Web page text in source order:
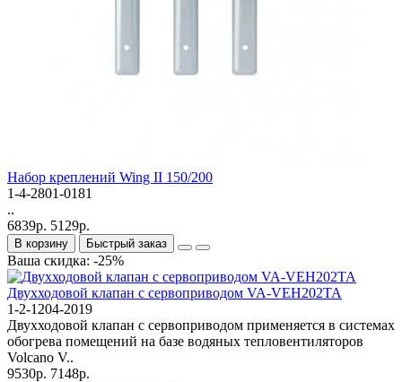
Набор креплений Wing II 150/200
1-4-2801-0181
..
6839р. 5129р.
В корзину Быстрый заказ
Ваша скидка: -25%
Двухходовой клапан с сервоприводом VA-VEH202TA
1-2-1204-2019
Двухходовой клапан с сервоприводом применяется в системах
обогрева помещений на базе водяных тепловентиляторов
Volcano V..
9530р. 7148р.